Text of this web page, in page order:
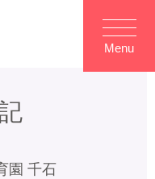
Menu
園 千石